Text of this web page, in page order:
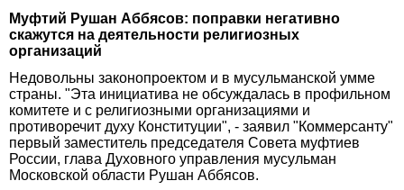
Муфтий Рушан Аббясов: поправки негативно
скажутся на деятельности религиозных
организаций
Недовольны законопроектом и в мусульманской умме
страны. "Эта инициатива не обсуждалась в профильном
комитете и с религиозными организациями и
противоречит духу Конституции", - заявил "Коммерсанту"
первый заместитель председателя Совета муфтиев
России, глава Духовного управления мусульман
Московской области Рушан Аббясов.